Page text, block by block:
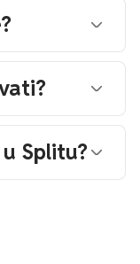
Splitu?